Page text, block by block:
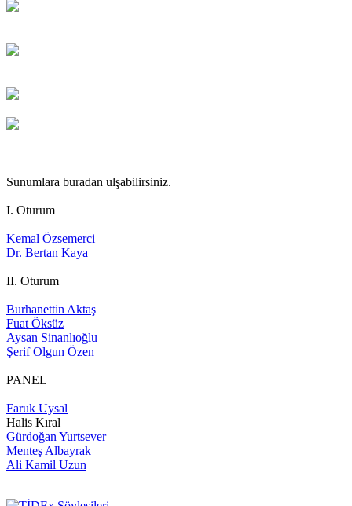
Sunumlara buradan ulşabilirsiniz.
I. Oturum
Kemal Özsemerci
Dr. Bertan Kaya
II. Oturum
Burhanettin Aktaş
Fuat Öksüz
Aysan Sinanlıoğlu
Şerif Olgun Özen
PANEL
Faruk Uysal
Halis Kıral
Gürdoğan Yurtsever
Menteş Albayrak
Ali Kamil Uzun